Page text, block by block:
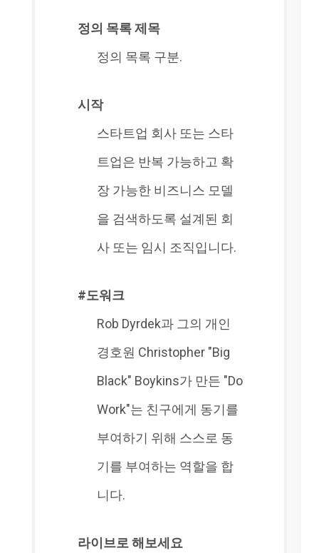
정의 목록 제목
정의 목록 구분.
시작
스타트업 회사 또는 스타
트업은 반복 가능하고 확
장 가능한 비즈니스 모델
을 검색하도록 설계된 회
사 또는 임시 조직입니다.
#도워크
Rob Dyrdek과 그의 개인
경호원 Christopher "Big
Black" Boykins가 만든 "Do
Work"는 친구에게 동기를
부여하기 위해 스스로 동
기를 부여하는 역할을 합
니다.
라이브로 해보세요